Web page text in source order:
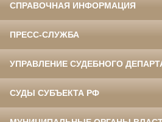
СПРАВОЧНАЯ ИНФОРМАЦИЯ
ПРЕСС-СЛУЖБА
УПРАВЛЕНИЕ СУДЕБНОГО
СУДЫ СУБЪЕКТА РФ